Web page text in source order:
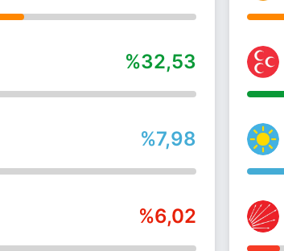
%32,53
%7,98
%6,02